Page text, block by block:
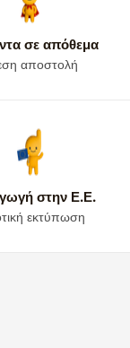
σε απόθεμα
αποστολή
στην Ε.Ε.
εκτύπωση